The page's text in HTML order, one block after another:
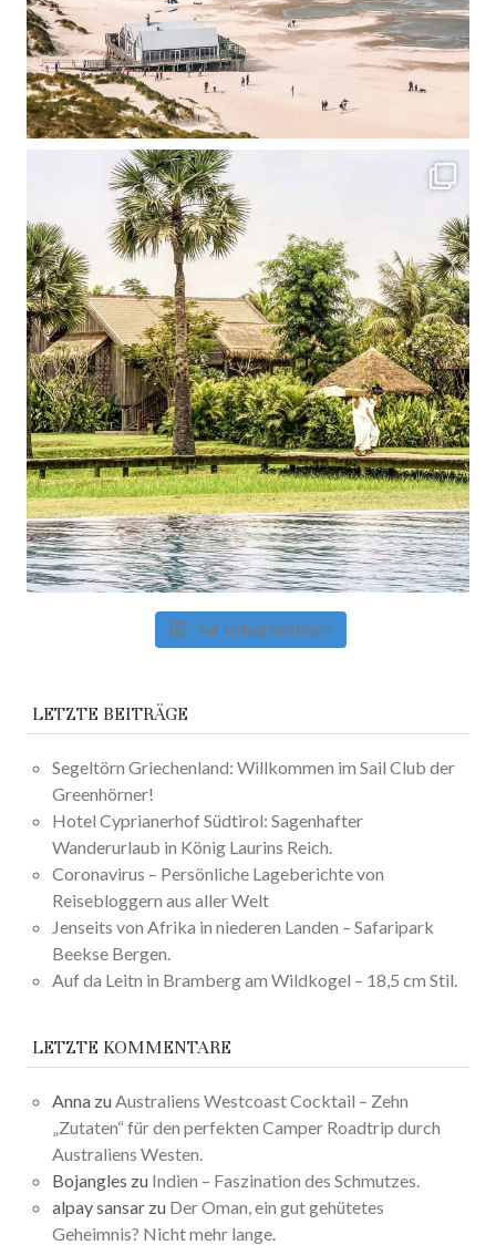
Auf Instagram folgen
LETZTE BEITRÄGE
Segeltörn Griechenland: Willkommen im Sail Club der
Greenhörner!
Hotel Cyprianerhof Südtirol: Sagenhafter
Wanderurlaub in König Laurins Reich.
Coronavirus – Persönliche Lageberichte von
Reisebloggern aus aller Welt
Jenseits von Afrika in niederen Landen – Safaripark
Beekse Bergen.
Auf da Leitn in Bramberg am Wildkogel – 18,5 cm Stil.
LETZTE KOMMENTARE
Anna zu Australiens Westcoast Cocktail – Zehn
„Zutaten“ für den perfekten Camper Roadtrip durch
Australiens Westen.
Bojangles zu Indien – Faszination des Schmutzes.
alpay sansar zu Der Oman, ein gut gehütetes
Geheimnis? Nicht mehr lange.